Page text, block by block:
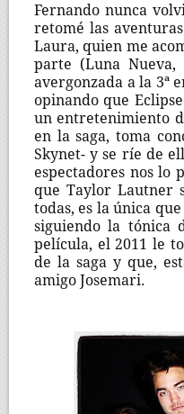
Fernando nunca
retomé las
Laura, quien me
parte (Luna Nueva,
avergonzada a la 3ª
opinando que
un entretenimiento
en la saga, toma
Skynet- y se ríe de
espectadores nos lo
que Taylor Lautner
todas, es la única
siguiendo la tónica
película, el 2011 le
de la saga y que,
amigo Josemari.